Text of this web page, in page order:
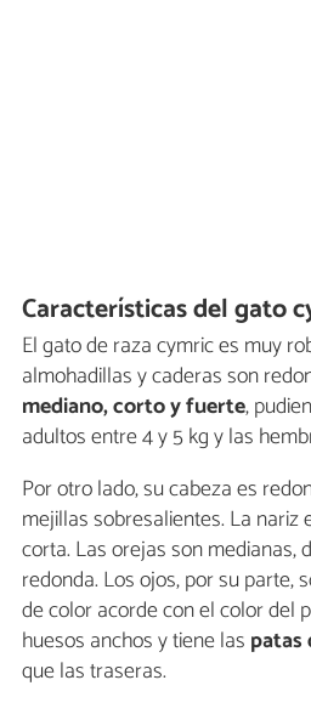
Características del gato
El gato de raza cymric es muy
almohadillas y caderas son
mediano, corto y fuerte,
adultos entre 4 y 5 kg y las
Por otro lado, su cabeza es
mejillas sobresalientes. La nariz
corta. Las orejas son medianas,
redonda. Los ojos, por su parte,
de color acorde con el color del
huesos anchos y tiene las patas
que las traseras.